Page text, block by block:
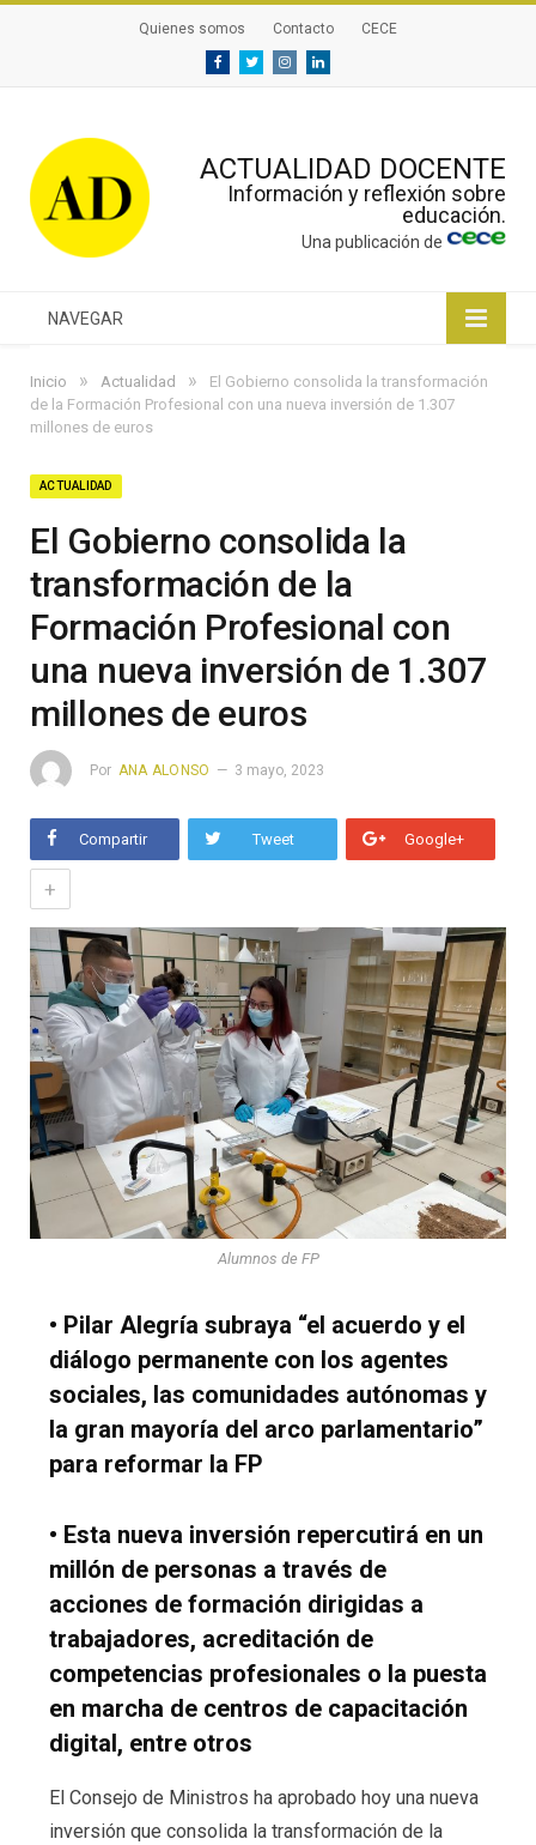
Quienes somos Contacto CECE
FacebookTwitterInstagramLinkedin
ACTUALIDAD DOCENTE
Información y reflexión sobre
educación.
Una publicación de
NAVEGAR
Inicio » Actualidad »
El Gobierno consolida la transformación
de la Formación Profesional con una nueva inversión de 1.307
millones de euros
ACTUALIDAD
El Gobierno consolida la
transformación de la
Formación Profesional con
una nueva inversión de 1.307
millones de euros
Por ANA ALONSO 3 mayo, 2023
Compartir Tweet Google+
+
Alumnos de FP
• Pilar Alegría subraya “el acuerdo y el
diálogo permanente con los agentes
sociales, las comunidades autónomas y
la gran mayoría del arco parlamentario”
para reformar la FP
• Esta nueva inversión repercutirá en un
millón de personas a través de
acciones de formación dirigidas a
trabajadores, acreditación de
competencias profesionales o la puesta
en marcha de centros de capacitación
digital, entre otros
El Consejo de Ministros ha aprobado hoy una nueva
inversión que consolida la transformación de la